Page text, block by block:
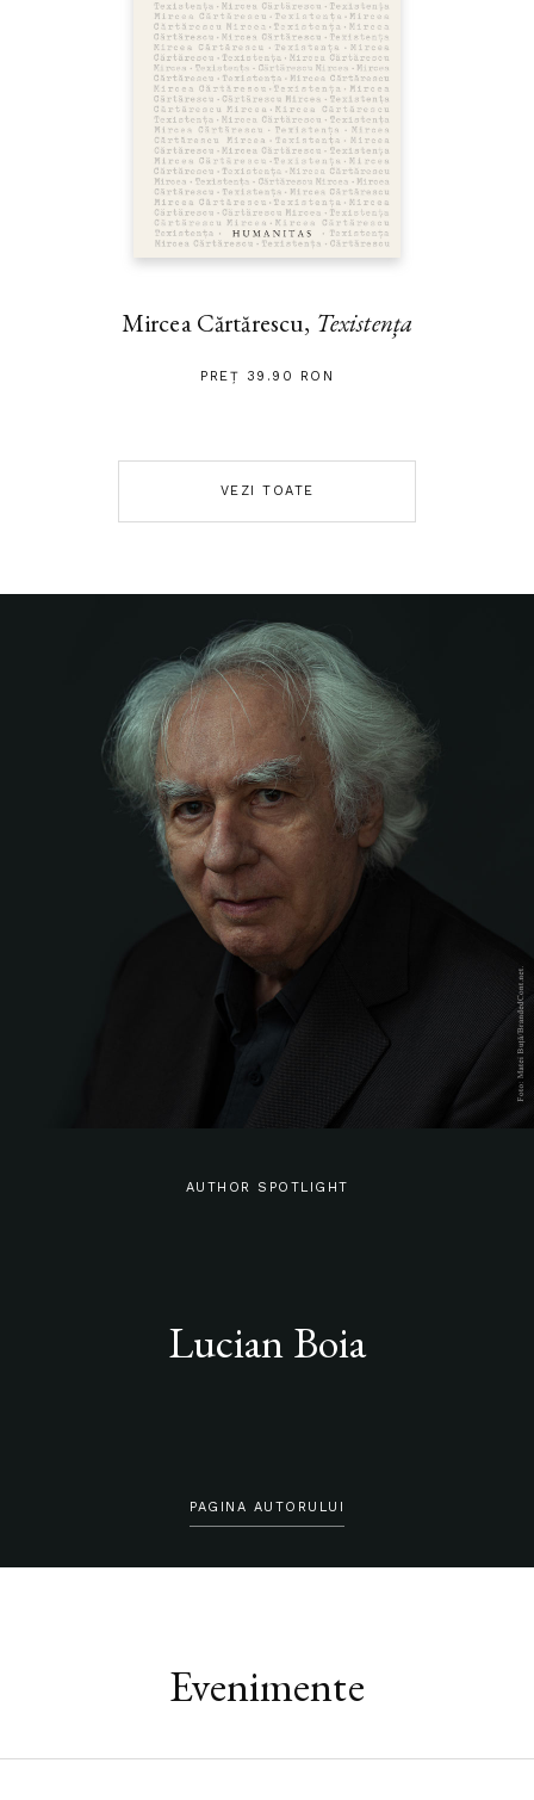
Mircea Cărtărescu, Texistența
PREȚ 39.90 RON
VEZI TOATE
AUTHOR SPOTLIGHT
Lucian Boia
PAGINA AUTORULUI
Evenimente